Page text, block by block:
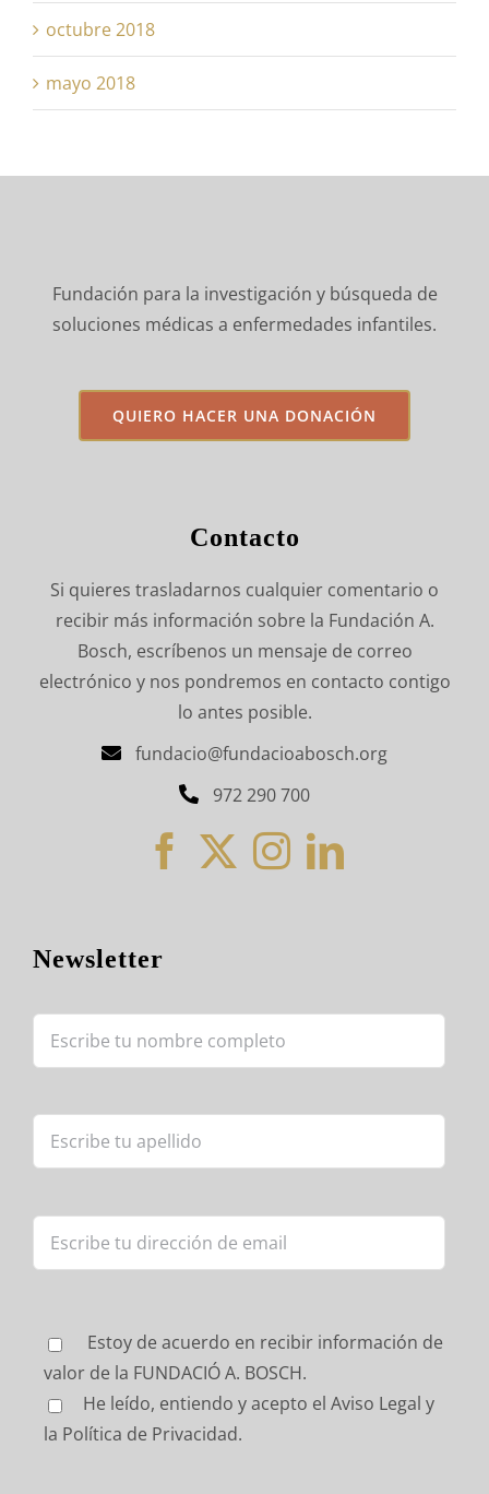
octubre 2018
mayo 2018
Fundación para la investigación y búsqueda de
soluciones médicas a enfermedades infantiles.
QUIERO HACER UNA DONACIÓN
Contacto
Si quieres trasladarnos cualquier comentario o
recibir más información sobre la Fundación A.
Bosch, escríbenos un mensaje de correo
electrónico y nos pondremos en contacto contigo
lo antes posible.
fundacio@fundacioabosch.org
972 290 700
Newsletter
Estoy de acuerdo en recibir información de
valor de la FUNDACIÓ A. BOSCH.
He leído, entiendo y acepto el Aviso Legal y
la Política de Privacidad.